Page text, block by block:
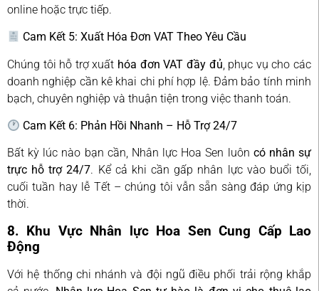
online hoặc trực tiếp.
Cam Kết 5: Xuất Hóa Đơn VAT Theo Yêu Cầu
Chúng tôi hỗ trợ xuất hóa đơn VAT đầy đủ , phục vụ cho các
doanh nghiệp cần kê khai chi phí hợp lệ. Đảm bảo tính minh
bạch, chuyên nghiệp và thuận tiện trong việc thanh toán.
Cam Kết 6: Phản Hồi Nhanh – Hỗ Trợ 24/7
Bất kỳ lúc nào bạn cần, Nhân lực Hoa Sen luôn có nhân sự
trực hỗ trợ 24/7. Kể cả khi cần gấp nhân lực vào buổi tối,
cuối tuần hay lễ Tết – chúng tôi vẫn sẵn sàng đáp ứng kịp
thời.
8. Khu Vực Nhân lực Hoa Sen Cung Cấp Lao
Động
Với hệ thống chi nhánh và đội ngũ điều phối trải rộng khắp